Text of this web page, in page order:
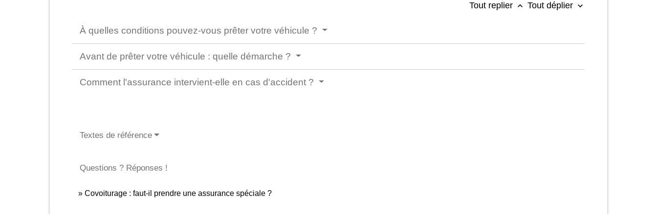
Tout replier keyboard_arrow_up Tout déplier keyboard_arrow_down
À quelles conditions pouvez-vous prêter votre véhicule ?
Avant de prêter votre véhicule : quelle démarche ?
Comment l'assurance intervient-elle en cas d'accident ?
Textes de référence
Questions ? Réponses !
Covoiturage : faut-il prendre une assurance spéciale ?